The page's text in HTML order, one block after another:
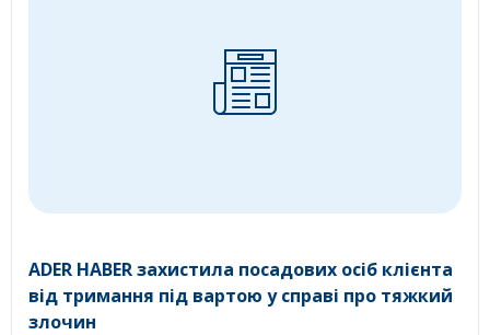
ADER HABER захистила посадових осіб клієнта
від тримання під вартою у справі про тяжкий
злочин